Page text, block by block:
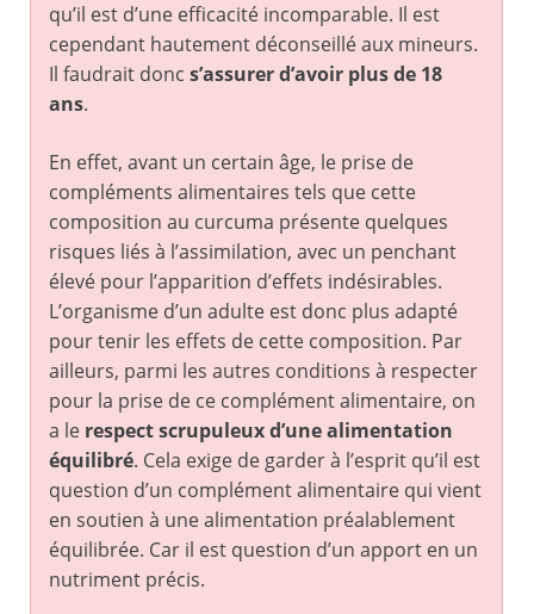
qu’il est d’une efficacité incomparable. Il est
cependant hautement déconseillé aux mineurs.
Il faudrait donc s’assurer d’avoir plus de 18
ans.
En effet, avant un certain âge, le prise de
compléments alimentaires tels que cette
composition au curcuma présente quelques
risques liés à l’assimilation, avec un penchant
élevé pour l’apparition d’effets indésirables.
L’organisme d’un adulte est donc plus adapté
pour tenir les effets de cette composition. Par
ailleurs, parmi les autres conditions à respecter
pour la prise de ce complément alimentaire, on
a le respect scrupuleux d’une alimentation
équilibré. Cela exige de garder à l’esprit qu’il est
question d’un complément alimentaire qui vient
en soutien à une alimentation préalablement
équilibrée. Car il est question d’un apport en un
nutriment précis.